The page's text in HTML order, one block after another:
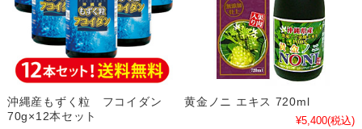
沖縄産もずく粒 フコイダン
70g×12本セット
黄金ノニ エキス 720ml
¥5,400(税込)